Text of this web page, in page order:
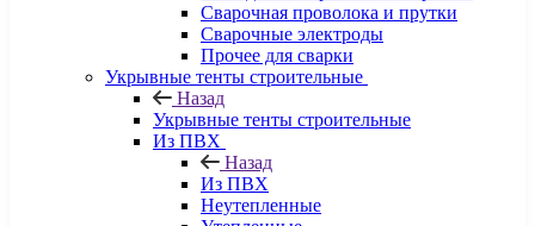
Сварочная проволока и прутки
Сварочные электроды
Прочее для сварки
Укрывные тенты строительные
Назад
Укрывные тенты строительные
Из ПВХ
Назад
Из ПВХ
Неутепленные